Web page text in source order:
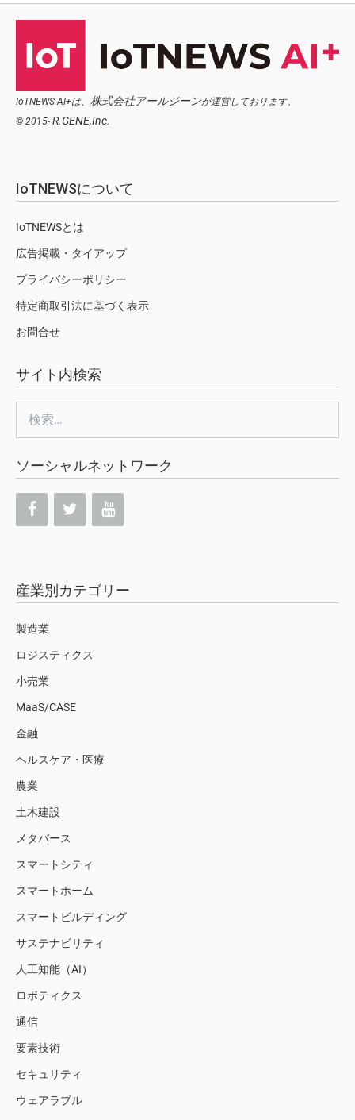
IoTNEWS AI+は、 株式会社アールジーンが運営しております。
© 2015- R.GENE,Inc.
IoTNEWSについて
IoTNEWSとは
広告掲載・タイアップ
プライバシーポリシー
特定商取引法に基づく表示
お問合せ
サイト内検索
索:
ソーシャルネットワーク
産業別カテゴリー
製造業
ロジスティクス
小売業
MaaS/CASE
金融
ヘルスケア・医療
農業
土木建設
メタバース
スマートシティ
スマートホーム
スマートビルディング
サステナビリティ
人工知能（AI）
ロボティクス
通信
要素技術
セキュリティ
ウェアラブル